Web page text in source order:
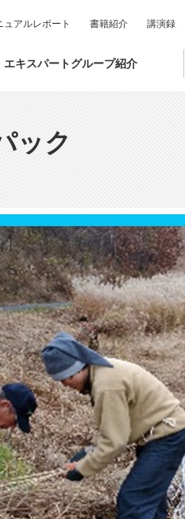
エキスパートグループ紹介
ュアルレポート 書籍紹介 講演録
ック